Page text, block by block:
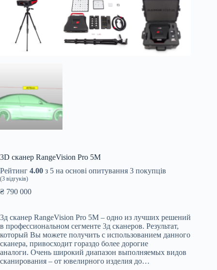
3D сканер RangeVision Pro 5M
Рейтинг 4.00 з 5 на основі опитування 3 покупців
(3 відгуків)
₴ 790 000
3д сканер RangeVision Pro 5М – одно из лучших решений
в профессиональном сегменте 3д сканеров. Результат,
который Вы можете получить с использованием данного
сканера, привосходит гораздо более дорогие
аналоги. Очень широкий диапазон выполняемых видов
сканирования – от ювелирного изделия до…